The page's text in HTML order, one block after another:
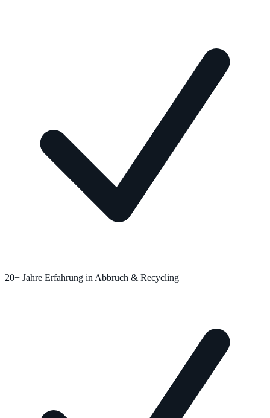
20+ Jahre Erfahrung in Abbruch & Recycling